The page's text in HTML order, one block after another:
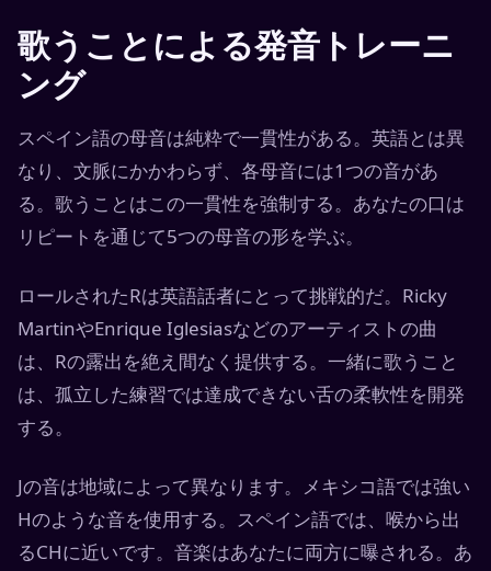
歌うことによる発音トレーニ
ング
スペイン語の母音は純粋で一貫性がある。英語とは異
なり、文脈にかかわらず、各母音には1つの音があ
る。歌うことはこの一貫性を強制する。あなたの口は
リピートを通じて5つの母音の形を学ぶ。
ロールされたRは英語話者にとって挑戦的だ。Ricky
MartinやEnrique Iglesiasなどのアーティストの曲
は、Rの露出を絶え間なく提供する。一緒に歌うこと
は、孤立した練習では達成できない舌の柔軟性を開発
する。
Jの音は地域によって異なります。メキシコ語では強い
Hのような音を使用する。スペイン語では、喉から出
るCHに近いです。音楽はあなたに両方に曝される。あ